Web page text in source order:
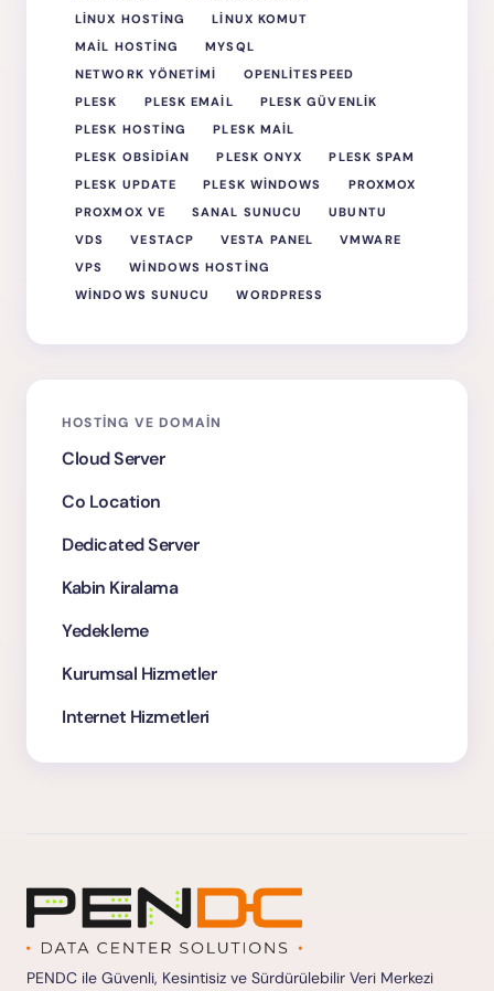
LINUX HOSTING
LINUX KOMUT
MAIL HOSTING
MYSQL
NETWORK YÖNETIMI
OPENLITESPEED
PLESK
PLESK EMAIL
PLESK GÜVENLIK
PLESK HOSTING
PLESK MAIL
PLESK OBSIDIAN
PLESK ONYX
PLESK SPAM
PLESK UPDATE
PLESK WINDOWS
PROXMOX
PROXMOX VE
SANAL SUNUCU
UBUNTU
VDS
VESTACP VESTA PANEL
VMWARE
VPS
WINDOWS HOSTING
WINDOWS SUNUCU
WORDPRESS
HOSTING VE DOMAIN
Cloud Server
Co Location
Dedicated Server
Kabin Kiralama
Yedekleme
Kurumsal Hizmetler
Internet Hizmetleri
PENDC ile Güvenli, Kesintisiz ve Sürdürülebilir Veri Merkezi